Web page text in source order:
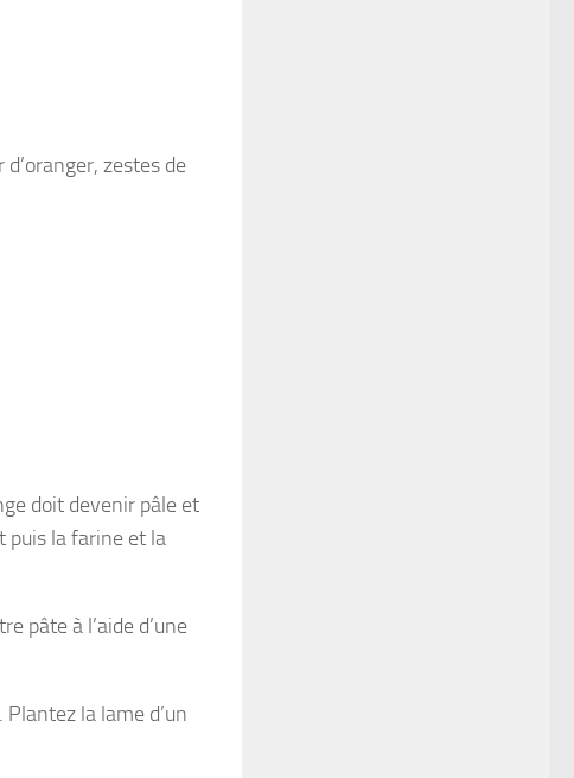
zestes de
doit devenir pâle et
puis la farine et la
pâte à l’aide d’une
la lame d’un